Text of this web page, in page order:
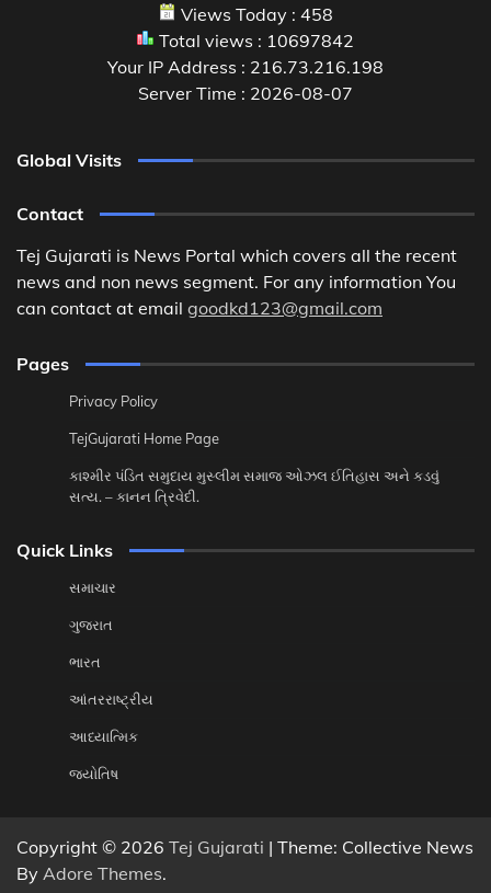
Views Today : 458
Total views : 10697842
Your IP Address : 216.73.216.198
Server Time : 2026-08-07
Global Visits
Contact
Tej Gujarati is News Portal which covers all the recent
news and non news segment. For any information You
can contact at email goodkd123@gmail.com
Pages
Privacy Policy
TejGujarati Home Page
કાશ્મીર પંડિત સમુદાય મુસ્લીમ સમાજ ઓઝલ ઈતિહાસ અને કડવું
સત્ય. – કાનન ત્રિવેદી.
Quick Links
સમાચાર
ગુજરાત
ભારત
આંતરરાષ્ટ્રીય
આધ્યાત્મિક
જ્યોતિષ
Copyright © 2026 Tej Gujarati | Theme: Collective News
By Adore Themes.